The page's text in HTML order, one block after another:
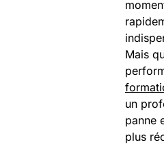
Mais
un
panne
plus